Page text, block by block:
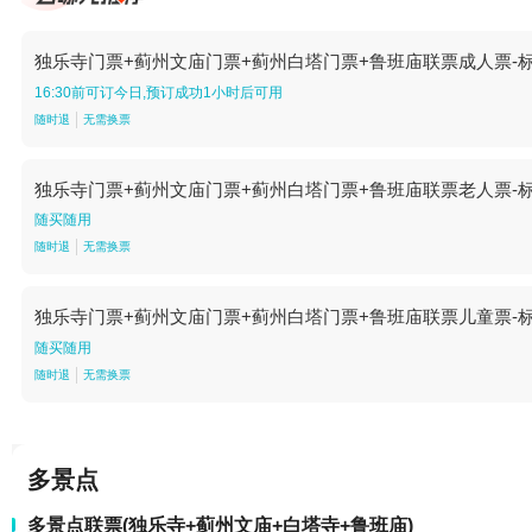
独乐寺门票+蓟州文庙门票+蓟州白塔门票+鲁班庙联票成人票-
16:30前可订今日,预订成功1小时后可用
随时退 无需换票
独乐寺门票+蓟州文庙门票+蓟州白塔门票+鲁班庙联票老人票-
随买随用
随时退 无需换票
独乐寺门票+蓟州文庙门票+蓟州白塔门票+鲁班庙联票儿童票-
随买随用
随时退 无需换票
多景点
多景点联票(独乐寺+蓟州文庙+白塔寺+鲁班庙)